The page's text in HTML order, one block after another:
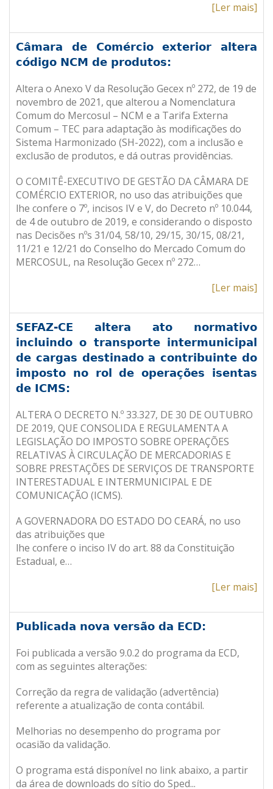
[Ler mais]
Câmara de Comércio exterior altera
código NCM de produtos:
Altera o Anexo V da Resolução Gecex nº 272, de 19 de
novembro de 2021, que alterou a Nomenclatura
Comum do Mercosul – NCM e a Tarifa Externa
Comum – TEC para adaptação às modificações do
Sistema Harmonizado (SH-2022), com a inclusão e
exclusão de produtos, e dá outras providências.
O COMITÊ-EXECUTIVO DE GESTÃO DA CÂMARA DE
COMÉRCIO EXTERIOR, no uso das atribuições que
lhe confere o 7º, incisos IV e V, do Decreto nº 10.044,
de 4 de outubro de 2019, e considerando o disposto
nas Decisões nºs 31/04, 58/10, 29/15, 30/15, 08/21,
11/21 e 12/21 do Conselho do Mercado Comum do
MERCOSUL, na Resolução Gecex nº 272…
[Ler mais]
SEFAZ-CE altera ato normativo
incluindo o transporte intermunicipal
de cargas destinado a contribuinte do
imposto no rol de operações isentas
de ICMS:
ALTERA O DECRETO N.º 33.327, DE 30 DE OUTUBRO
DE 2019, QUE CONSOLIDA E REGULAMENTA A
LEGISLAÇÃO DO IMPOSTO SOBRE OPERAÇÕES
RELATIVAS À CIRCULAÇÃO DE MERCADORIAS E
SOBRE PRESTAÇÕES DE SERVIÇOS DE TRANSPORTE
INTERESTADUAL E INTERMUNICIPAL E DE
COMUNICAÇÃO (ICMS).
A GOVERNADORA DO ESTADO DO CEARÁ, no uso
das atribuições que
lhe confere o inciso IV do art. 88 da Constituição
Estadual, e…
[Ler mais]
Publicada nova versão da ECD:
Foi publicada a versão 9.0.2 do programa da ECD,
com as seguintes alterações:
Correção da regra de validação (advertência)
referente a atualização de conta contábil.
Melhorias no desempenho do programa por
ocasião da validação.
O programa está disponível no link abaixo, a partir
da área de downloads do sítio do Sped...